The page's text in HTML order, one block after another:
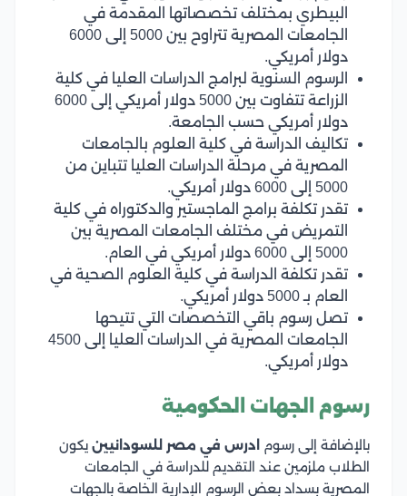
البيطري بمختلف تخصصاتها المقدمة في
الجامعات المصرية تتراوح بين 5000 إلى 6000
دولار أمريكي.
الرسوم السنوية لبرامج الدراسات العليا في كلية
الزراعة تتفاوت بين 5000 دولار أمريكي إلى 6000
دولار أمريكي حسب الجامعة.
تكاليف الدراسة في كلية العلوم بالجامعات
المصرية في مرحلة الدراسات العليا تتباين من
5000 إلى 6000 دولار أمريكي.
تقدر تكلفة برامج الماجستير والدكتوراه في كلية
التمريض في مختلف الجامعات المصرية بين
5000 إلى 6000 دولار أمريكي في العام.
تقدر تكلفة الدراسة في كلية العلوم الصحية في
العام بـ 5000 دولار أمريكي.
تصل رسوم باقي التخصصات التي تتيحها
الجامعات المصرية في الدراسات العليا إلى 4500
دولار أمريكي.
رسوم الجهات الحكومية
بالإضافة إلى رسوم ادرس في مصر للسودانيين يكون
الطلاب ملزمين عند التقديم للدراسة في الجامعات
المصرية بسداد بعض الرسوم الإدارية الخاصة بالجهات